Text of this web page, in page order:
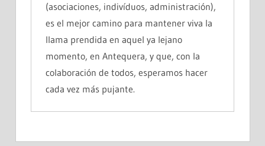
(asociaciones, indivíduos, administración),
es el mejor camino para mantener viva la
llama prendida en aquel ya lejano
momento, en Antequera, y que, con la
colaboración de todos, esperamos hacer
cada vez más pujante.